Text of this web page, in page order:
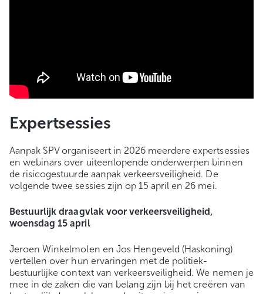
Expertsessies
Aanpak SPV organiseert in 2026 meerdere expertsessies
en webinars over uiteenlopende onderwerpen binnen
de risicogestuurde aanpak verkeersveiligheid. De
volgende twee sessies zijn op 15 april en 26 mei.
Bestuurlijk draagvlak voor verkeersveiligheid,
woensdag 15 april
Jeroen Winkelmolen en Jos Hengeveld (Haskoning)
vertellen over hun ervaringen met de politiek-
bestuurlijke context van verkeersveiligheid. We nemen je
mee in de zaken die van belang zijn bij het creëren van